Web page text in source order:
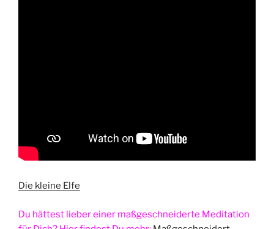
Die kleine Elfe
Du hättest lieber einer maßgeschneiderte Meditation